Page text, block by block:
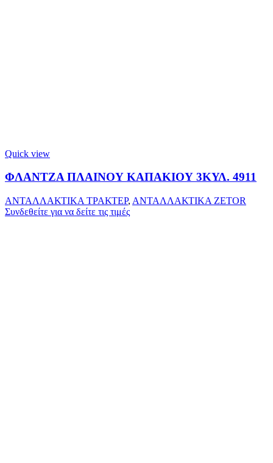
Quick view
ΦΛΑΝΤΖΑ ΠΛΑΙΝΟΥ ΚΑΠΑΚΙΟΥ 3ΚΥΛ. 4911
ΑΝΤΑΛΛΑΚΤΙΚΑ ΤΡΑΚΤΕΡ, ΑΝΤΑΛΛΑΚΤΙΚΑ ZETOR
Συνδεθείτε για να δείτε τις τιμές